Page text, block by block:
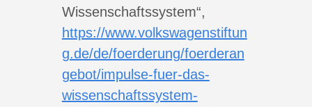
Wissenschaftssystem“,
https://www.volkswagenstiftun
g.de/de/foerderung/foerderan
gebot/impulse-fuer-das-
wissenschaftssystem-